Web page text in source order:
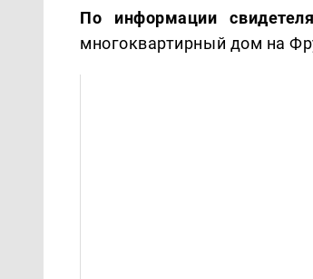
По информации
многоквартирный дом на